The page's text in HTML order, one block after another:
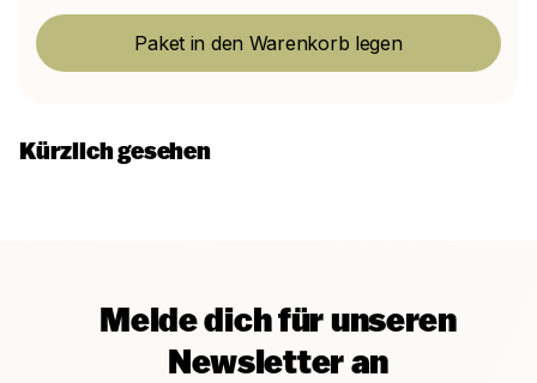
Paket in den Warenkorb legen
Kürzlich gesehen
Melde dich für unseren
Newsletter an